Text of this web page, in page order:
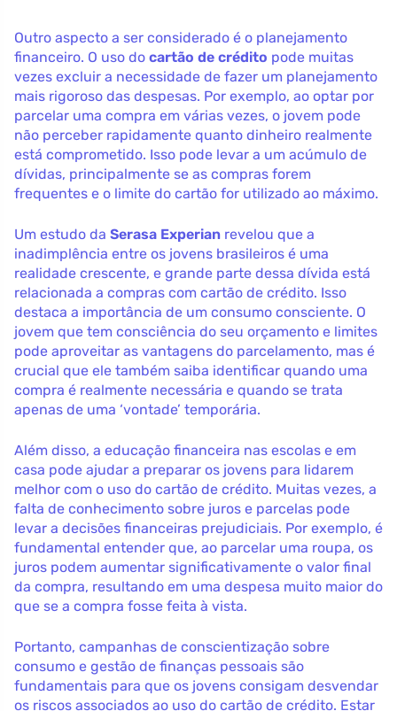
Outro aspecto a ser considerado é o planejamento
financeiro. O uso do cartão de crédito pode muitas
vezes excluir a necessidade de fazer um planejamento
mais rigoroso das despesas. Por exemplo, ao optar por
parcelar uma compra em várias vezes, o jovem pode
não perceber rapidamente quanto dinheiro realmente
está comprometido. Isso pode levar a um acúmulo de
dívidas, principalmente se as compras forem
frequentes e o limite do cartão for utilizado ao máximo.
Um estudo da Serasa Experian revelou que a
inadimplência entre os jovens brasileiros é uma
realidade crescente, e grande parte dessa dívida está
relacionada a compras com cartão de crédito. Isso
destaca a importância de um consumo consciente. O
jovem que tem consciência do seu orçamento e limites
pode aproveitar as vantagens do parcelamento, mas é
crucial que ele também saiba identificar quando uma
compra é realmente necessária e quando se trata
apenas de uma ‘vontade’ temporária.
Além disso, a educação financeira nas escolas e em
casa pode ajudar a preparar os jovens para lidarem
melhor com o uso do cartão de crédito. Muitas vezes, a
falta de conhecimento sobre juros e parcelas pode
levar a decisões financeiras prejudiciais. Por exemplo, é
fundamental entender que, ao parcelar uma roupa, os
juros podem aumentar significativamente o valor final
da compra, resultando em uma despesa muito maior do
que se a compra fosse feita à vista.
Portanto, campanhas de conscientização sobre
consumo e gestão de finanças pessoais são
fundamentais para que os jovens consigam desvendar
os riscos associados ao uso do cartão de crédito. Estar